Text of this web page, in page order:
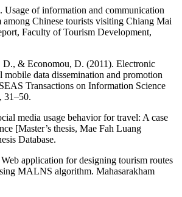
Usage of information and communication
Chinese tourists visiting Chiang Mai
Faculty of Tourism Development,
D., & Economou, D. (2011). Electronic
mobile data dissemination and promotion
Transactions on Information Science
31–50.
media usage behavior for travel: A case
[Master’s thesis, Mae Fah Luang
Database.
application for designing tourism routes
MALNS algorithm. Mahasarakham